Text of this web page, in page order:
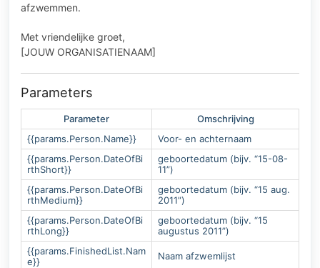
afzwemmen.
Met vriendelijke groet,
[JOUW ORGANISATIENAAM]
Parameters
Parameter
Omschrijving
{{params.Person.Name}}
Voor- en achternaam
{{params.Person.DateOfBi
rthShort}}
geboortedatum (bijv. “15-08-
11”)
{{params.Person.DateOfBi
rthMedium}}
geboortedatum (bijv. “15 aug.
2011”)
{{params.Person.DateOfBi
rthLong}}
geboortedatum (bijv. “15
augustus 2011”)
{{params.FinishedList.Nam
e}}
Naam afzwemlijst